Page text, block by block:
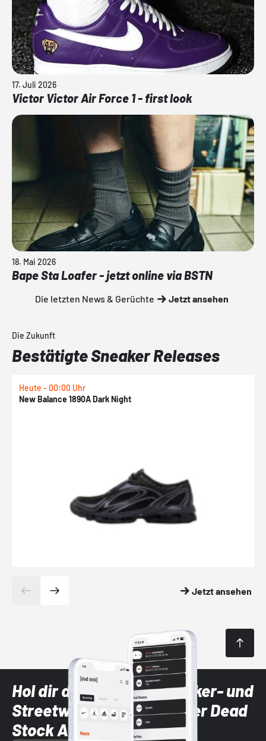
17. Juli 2026
Victor Victor Air Force 1 - first look
18. Mai 2026
Bape Sta Loafer - jetzt online via BSTN
Die letzten News & Gerüchte Jetzt ansehen
Die Zukunft
Bestätigte Sneaker Releases
Heute - 00:00 Uhr
New Balance 1890A Dark Night
Jetzt ansehen
Hol dir die neuesten Sneaker- und
Streetwear-Brands mit der Dead
Stock App